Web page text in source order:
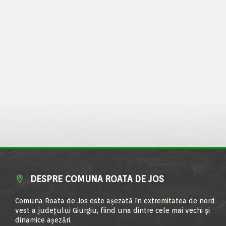
DESPRE COMUNA ROATA DE JOS
Comuna Roata de Jos este aşezată în extremitatea de nord
vest a judeţului Giurgiu, fiind una dintre cele mai vechi şi
dinamice aşezări.